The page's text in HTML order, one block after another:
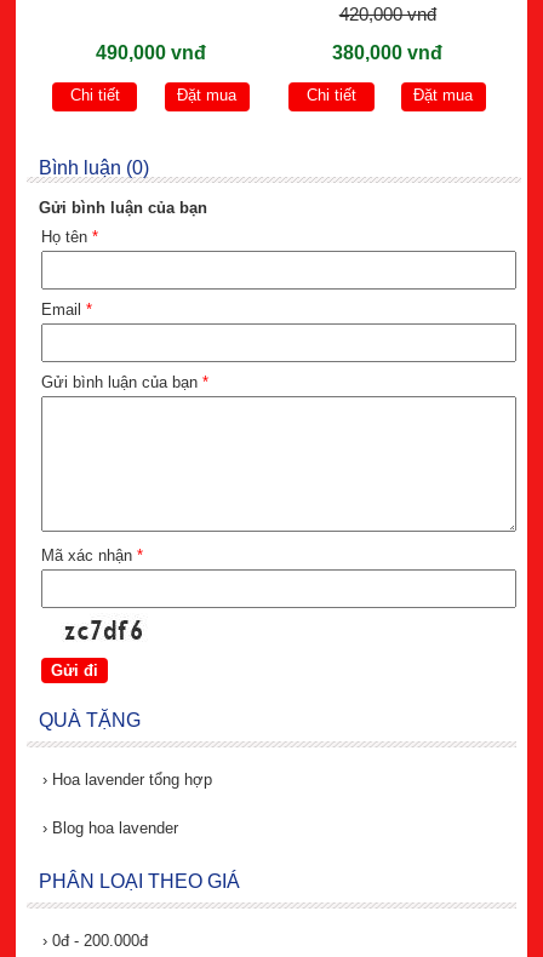
490,000 vnđ
Chi tiết Đặt mua
420,000 vnđ
380,000 vnđ
Chi tiết Đặt mua
Bình luận (0)
Gửi bình luận của bạn
Họ tên *
Email *
Gửi bình luận của bạn *
Mã xác nhận *
QUÀ TẶNG
› Hoa lavender tổng hợp
› Blog hoa lavender
PHÂN LOẠI THEO GIÁ
› 0đ - 200.000đ